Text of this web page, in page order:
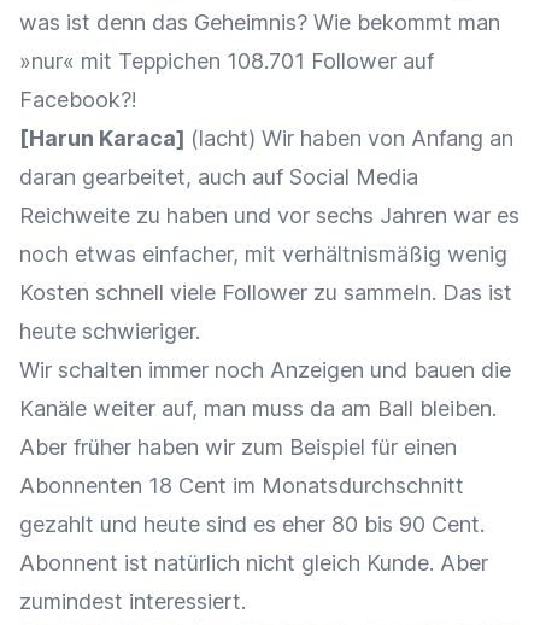
was ist denn das Geheimnis? Wie bekommt man
»nur« mit Teppichen 108.701 Follower auf
Facebook?!
[Harun Karaca] (lacht) Wir haben von Anfang an
daran gearbeitet, auch auf Social Media
Reichweite zu haben und vor sechs Jahren war es
noch etwas einfacher, mit verhältnismäßig wenig
Kosten schnell viele Follower zu sammeln. Das ist
heute schwieriger.
Wir schalten immer noch Anzeigen und bauen die
Kanäle weiter auf, man muss da am Ball bleiben.
Aber früher haben wir zum Beispiel für einen
Abonnenten 18 Cent im Monatsdurchschnitt
gezahlt und heute sind es eher 80 bis 90 Cent.
Abonnent ist natürlich nicht gleich Kunde. Aber
zumindest interessiert.